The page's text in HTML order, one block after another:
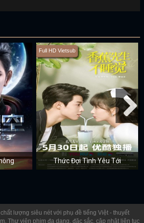
Full HD Vietsub
Thức Đợi Tình Yêu Tới
lượng siêu nét với phụ đề tiếng Việt - thuyết
Thư viện phim đa dạng, đặc sắc, cập nhật liên tục